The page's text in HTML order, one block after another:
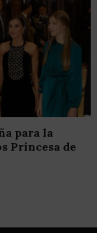
para la
Princesa de